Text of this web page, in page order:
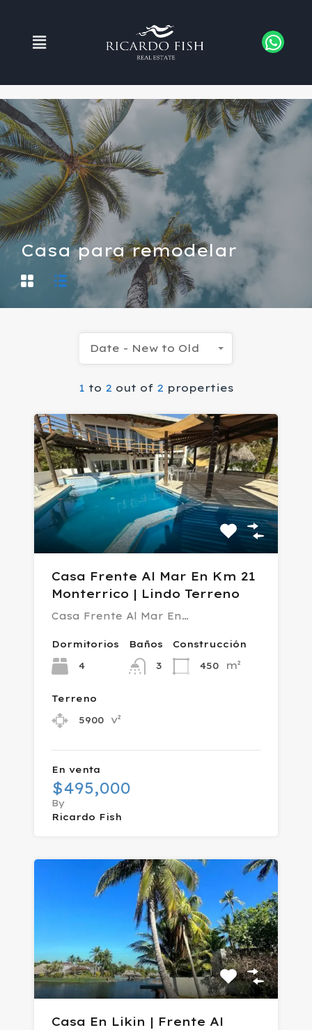
Casa para remodelar
1 to 2 out of 2 properties
Date - New to Old
Casa Frente Al Mar En Km 21
Monterrico | Lindo Terreno
Casa Frente Al Mar En…
Dormitorios
4
Baños
3
Construcción
450
m²
Terreno
5900
v²
En venta
$495,000
By
Ricardo Fish
Casa En Likin | Frente Al